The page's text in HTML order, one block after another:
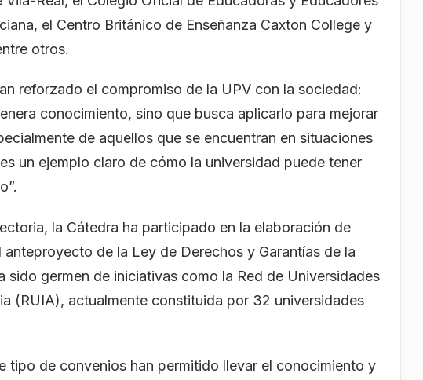
el Centro Británico de Enseñanza Caxton College y
otros.
reforzado el compromiso de la UPV con la sociedad:
conocimiento, sino que busca aplicarlo para mejorar
de aquellos que se encuentran en situaciones
un ejemplo claro de cómo la universidad puede tener
la Cátedra ha participado en la elaboración de
de la Ley de Derechos y Garantías de la
sido germen de iniciativas como la Red de Universidades
(RUIA), actualmente constituida por 32 universidades
tipo de convenios han permitido llevar el conocimiento y